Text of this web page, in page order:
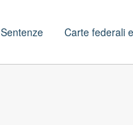
Sentenze Carte federali